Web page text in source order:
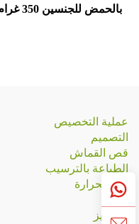
بالحمض للجنسين 350 غرام
عملية التخصيص
التصميم
قص القماش
الطباعة بالترسيب
نقل الحرارة
قطع
التطريز